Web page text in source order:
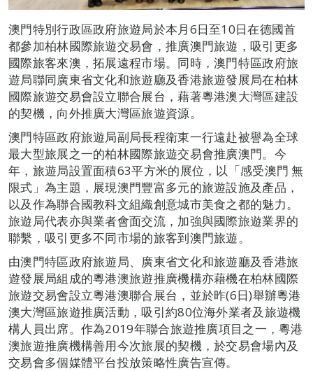
澳門特別行政區政府旅遊局於本月6日至10日在德國首
都參加柏林國際旅遊交易會，推廣澳門旅遊，吸引更多
國際旅客來澳，拓展遠程市場。同時，澳門特區政府旅
遊局聯同廣東省文化和旅遊廳及香港旅遊發展局在柏林
國際旅遊交易會設立聯合展台，藉著粵港澳大灣區建設
的契機，向外推廣大灣區旅遊資源。
澳門特區政府旅遊局副局長程衛東一行遠赴被譽為全球
最大型旅展之一的柏林國際旅遊交易會推廣澳門。今
年，旅遊局設置面積63平方米的展位，以「感受澳門 無
限式」為主題，展現澳門豐富多元的旅遊設施及產品，
以及作為聯合國教科文組織創意城市美食之都的魅力。
旅遊局代表亦與業者會面交流，加強與國際旅遊業界的
聯繫，吸引更多不同市場的旅客到澳門旅遊。
由澳門特區政府旅遊局、廣東省文化和旅遊廳及香港旅
遊發展局組成的粵港澳旅遊推廣機構亦藉機在柏林國際
旅遊交易會設立粵港澳聯合展台，並於昨(6日)舉辦粵港
澳大灣區旅遊推廣活動，吸引約80位海外業者及旅遊機
構人員出席。作為2019年聯合旅遊推廣項目之一，粵港
澳旅遊推廣機構善用今次旅展的契機，於交易會場內及
交易會多個媒體平台投放策略性廣告宣傳。